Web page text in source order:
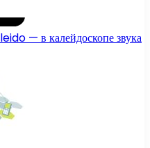
— в калейдоскопе звука